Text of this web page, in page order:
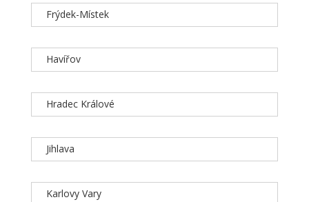
Frýdek-Místek
Havířov
Hradec Králové
Jihlava
Karlovy Vary